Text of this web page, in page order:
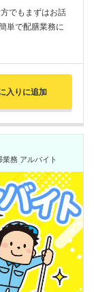
でもまずはお話
単で配膳業務に
入りに追加
務 アルバイト